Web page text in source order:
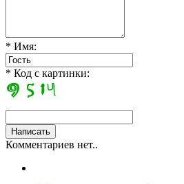
* Имя:
* Код с картинки:
Комментариев нет..